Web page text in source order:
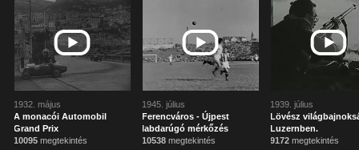
1932. május
A monacói Automobil
Grand Prix
10095 megtekintés
1945. július
Ferencváros - Újpest
labdarúgó mérkőzés
10538 megtekintés
1939. július
Lövész
Luzernben.
9172 megtekintés